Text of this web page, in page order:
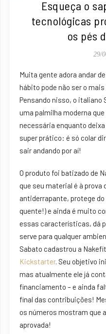
Esqueça o
tecnológicas
os pés
29/
Muita gente adora andar
hábito pode não ser o
Pensando nisso, o italiano
uma palmilha moderna
necessária enquanto
super prático: é só colar
sair andando por aí!
O produto foi batizado de
que seu material é à prova
antiderrapante, protege do
quente!) e ainda é muito
essas características, dá
serve para qualquer
Sabato cadastrou a
Kickstarter. Seu objetivo
mas atualmente ele já
financiamento – e ainda
final das contribuições!
os números mostram que a
aprovada!